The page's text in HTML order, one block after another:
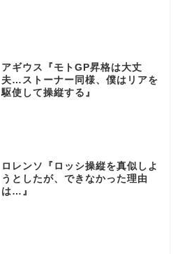
アギウス『モトGP昇格は大丈
夫…ストーナー同様、僕はリアを
駆使して操縦する』
ロレンソ『ロッシ操縦を真似しよ
うとしたが、できなかった理由
は…』